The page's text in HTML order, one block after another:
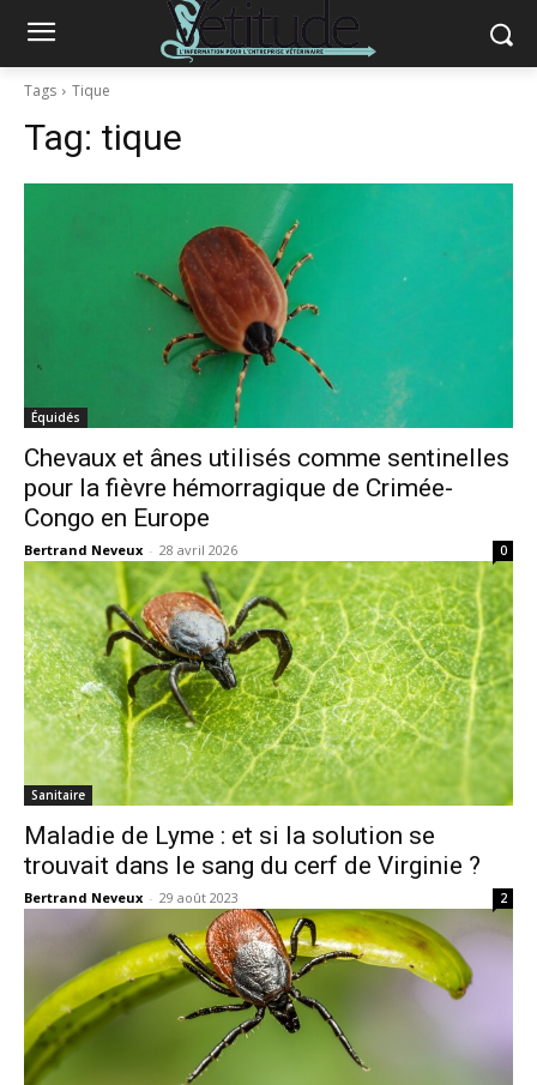
Tags Tique
Tag: tique
Équidés
Chevaux et ânes utilisés comme sentinelles
pour la fièvre hémorragique de Crimée-
Congo en Europe
Bertrand Neveux - 28 avril 2026 0
Sanitaire
Maladie de Lyme : et si la solution se
trouvait dans le sang du cerf de Virginie ?
Bertrand Neveux - 29 août 2023 2